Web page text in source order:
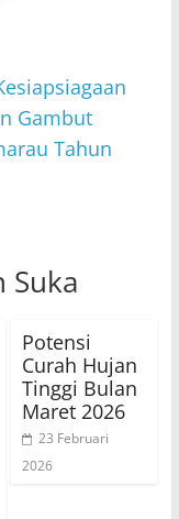
Gambut
Tahun
Suka
Potensi
Curah Hujan
Tinggi Bulan
Maret 2026
23 Februari
2026